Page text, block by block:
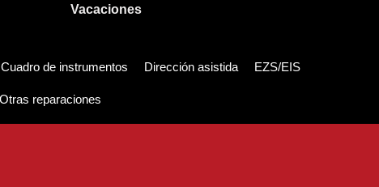
Vacaciones
Cuadro de instrumentos Dirección asistida EZS/EIS
Otras reparaciones